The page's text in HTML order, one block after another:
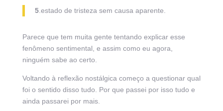
5.estado de tristeza sem causa aparente.
Parece que tem muita gente tentando explicar esse
fenômeno sentimental, e assim como eu agora,
ninguém sabe ao certo.
Voltando à reflexão nostálgica começo a questionar qual
foi o sentido disso tudo. Por que passei por isso tudo e
ainda passarei por mais.